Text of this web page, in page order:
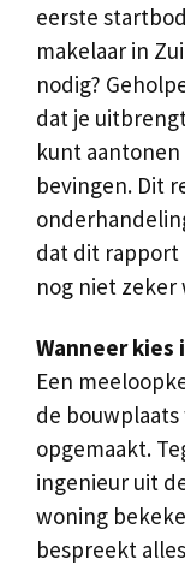
eerste
makelaar in
nodig?
dat je
kunt
bevingen. Dit
dat dit rapport
nog niet
Wanneer kies
Een
de
opgemaakt.
ingenieur uit
woning
bespreekt